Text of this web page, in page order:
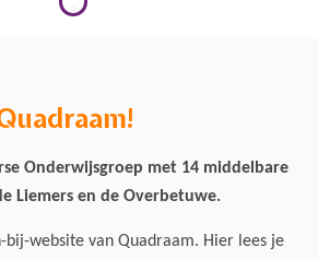
Onderwijsgroep met 14 middelbare
Liemers en de Overbetuwe.
bij-website van Quadraam. Hier lees je